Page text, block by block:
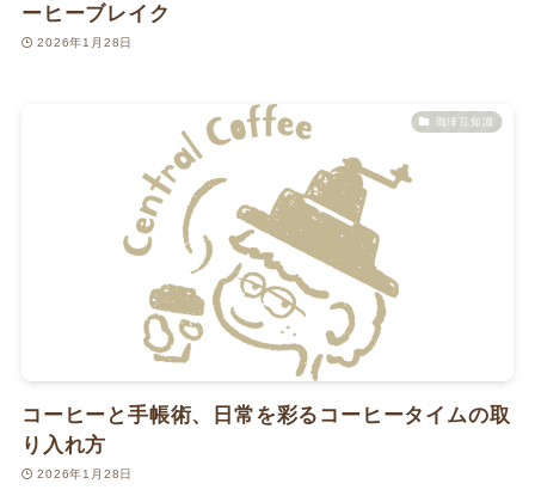
ーヒーブレイク
2026年1月28日
珈琲豆知識
コーヒーと手帳術、日常を彩るコーヒータイムの取
り入れ方
2026年1月28日